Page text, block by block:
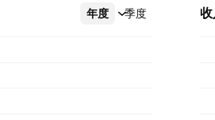
年度 季度
更多